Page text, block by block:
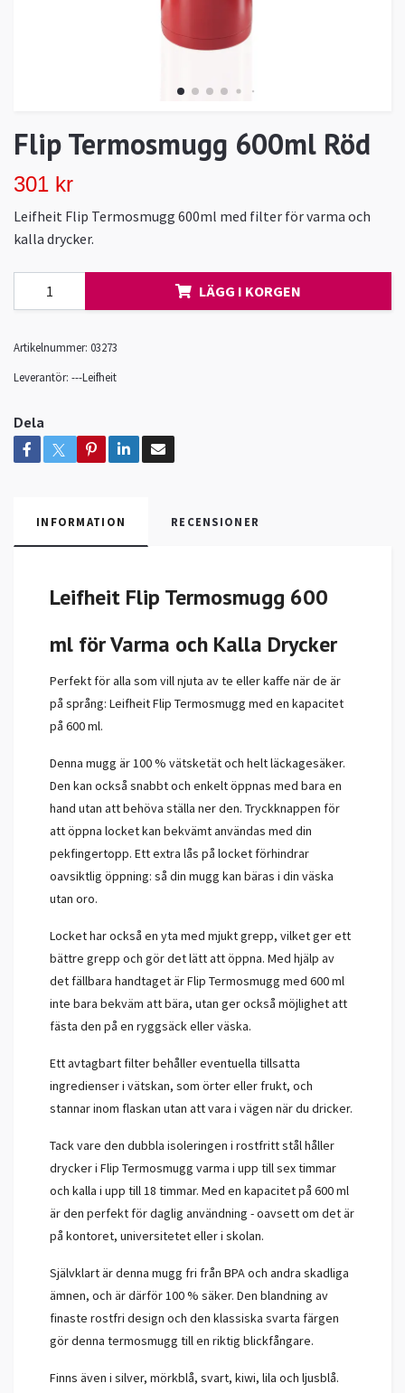
Flip Termosmugg 600ml Röd
301 kr
Leifheit Flip Termosmugg 600ml med filter för varma och
kalla drycker.
LÄGG I KORGEN
Artikelnummer: 03273
Leverantör: ---Leifheit
Dela
INFORMATION RECENSIONER
Leifheit Flip Termosmugg 600
ml för Varma och Kalla Drycker
Perfekt för alla som vill njuta av te eller kaffe när de är
på språng: Leifheit Flip Termosmugg med en kapacitet
på 600 ml.
Denna mugg är 100 % vätsketät och helt läckagesäker.
Den kan också snabbt och enkelt öppnas med bara en
hand utan att behöva ställa ner den. Tryckknappen för
att öppna locket kan bekvämt användas med din
pekfingertopp. Ett extra lås på locket förhindrar
oavsiktlig öppning: så din mugg kan bäras i din väska
utan oro.
Locket har också en yta med mjukt grepp, vilket ger ett
bättre grepp och gör det lätt att öppna. Med hjälp av
det fällbara handtaget är Flip Termosmugg med 600 ml
inte bara bekväm att bära, utan ger också möjlighet att
fästa den på en ryggsäck eller väska.
Ett avtagbart filter behåller eventuella tillsatta
ingredienser i vätskan, som örter eller frukt, och
stannar inom flaskan utan att vara i vägen när du dricker.
Tack vare den dubbla isoleringen i rostfritt stål håller
drycker i Flip Termosmugg varma i upp till sex timmar
och kalla i upp till 18 timmar. Med en kapacitet på 600 ml
är den perfekt för daglig användning - oavsett om det är
på kontoret, universitetet eller i skolan.
Självklart är denna mugg fri från BPA och andra skadliga
ämnen, och är därför 100 % säker. Den blandning av
finaste rostfri design och den klassiska svarta färgen
gör denna termosmugg till en riktig blickfångare.
Finns även i silver, mörkblå, svart, kiwi, lila och ljusblå.